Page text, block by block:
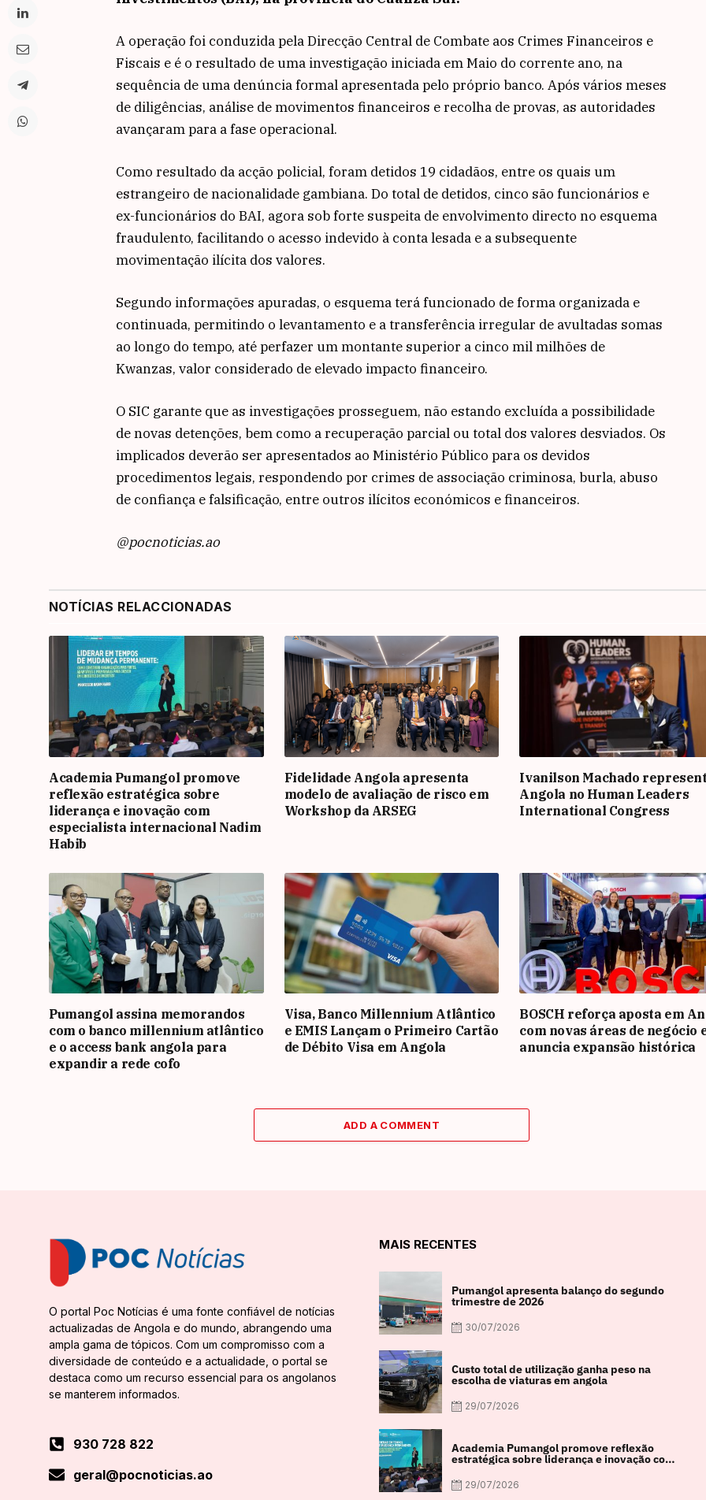
A operação foi conduzida pela Direcção Central de Combate aos Crimes Financeiros e
Fiscais e é o resultado de uma investigação iniciada em Maio do corrente ano, na
sequência de uma denúncia formal apresentada pelo próprio banco. Após vários meses
de diligências, análise de movimentos financeiros e recolha de provas, as autoridades
avançaram para a fase operacional.
Como resultado da acção policial, foram detidos 19 cidadãos, entre os quais um
estrangeiro de nacionalidade gambiana. Do total de detidos, cinco são funcionários e
ex-funcionários do BAI, agora sob forte suspeita de envolvimento directo no esquema
fraudulento, facilitando o acesso indevido à conta lesada e a subsequente
movimentação ilícita dos valores.
Segundo informações apuradas, o esquema terá funcionado de forma organizada e
continuada, permitindo o levantamento e a transferência irregular de avultadas somas
ao longo do tempo, até perfazer um montante superior a cinco mil milhões de
Kwanzas, valor considerado de elevado impacto financeiro.
O SIC garante que as investigações prosseguem, não estando excluída a possibilidade
de novas detenções, bem como a recuperação parcial ou total dos valores desviados. Os
implicados deverão ser apresentados ao Ministério Público para os devidos
procedimentos legais, respondendo por crimes de associação criminosa, burla, abuso
de confiança e falsificação, entre outros ilícitos económicos e financeiros.
@pocnoticias.ao
NOTÍCIAS RELACCIONADAS
Academia Pumangol promove
reflexão estratégica sobre
liderança e inovação com
especialista internacional Nadim
Habib
Fidelidade Angola apresenta
modelo de avaliação de risco em
Workshop da ARSEG
Ivanilson Machado
Angola no Human Leaders
International Congress
Pumangol assina memorandos
com o banco millennium atlântico
e o access bank angola para
expandir a rede cofo
Visa, Banco Millennium Atlântico
e EMIS Lançam o Primeiro Cartão
de Débito Visa em Angola
BOSCH reforça aposta em
com novas áreas de negócio
anuncia expansão histórica
ADD A COMMENT
O portal Poc Notícias é uma fonte confiável de notícias
actualizadas de Angola e do mundo, abrangendo uma
ampla gama de tópicos. Com um compromisso com a
diversidade de conteúdo e a actualidade, o portal se
destaca como um recurso essencial para os angolanos
se manterem informados.
930 728 822
geral@pocnoticias.ao
MAIS RECENTES
Pumangol apresenta balanço do segundo
trimestre de 2026
30/07/2026
Custo total de utilização ganha peso na
escolha de viaturas em angola
29/07/2026
Academia Pumangol promove reflexão
estratégica sobre liderança e inovação com
especialista internacional Nadim Habib
29/07/2026